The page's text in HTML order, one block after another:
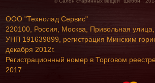
ООО "Технолад Сервис"
220100, Россия, Москва, Привольная улица,
УНП 191639899, регистрация Минским
декабря 2012г.
Регистрационный номер в Торговом
2017